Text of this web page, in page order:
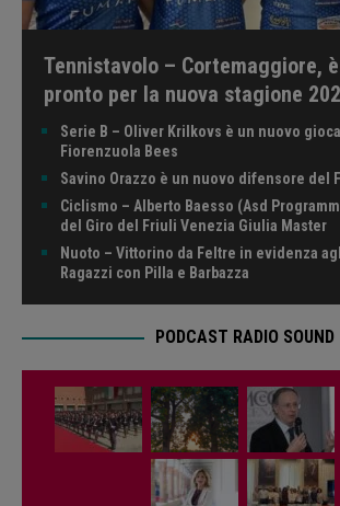
Tennistavolo – Cortemaggiore,
pronto per la nuova stagione
Serie B – Oliver Krilkovs è un nuovo
Fiorenzuola Bees
Savino Orazzo è un nuovo difensore del
Ciclismo – Alberto Baesso (Asd
del Giro del Friuli Venezia Giulia Master
Nuoto – Vittorino da Feltre in evidenza
Ragazzi con Pilla e Barbazza
PODCAST RADIO SOUND